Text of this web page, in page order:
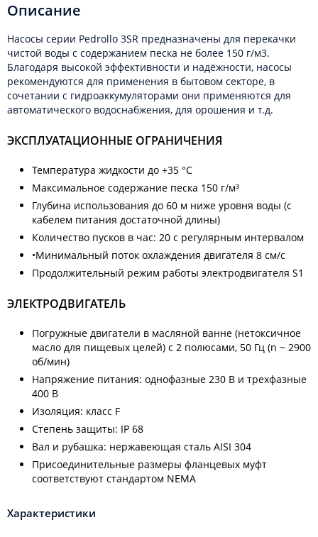
Описание
Насосы серии Pedrollo 3SR предназначены для перекачки
чистой воды с содержанием песка не более 150 г/м3.
Благодаря высокой эффективности и надёжности, насосы
рекомендуются для применения в бытовом секторе, в
сочетании с гидроаккумуляторами они применяются для
автоматического водоснабжения, для орошения и т.д.
ЭКСПЛУАТАЦИОННЫЕ ОГРАНИЧЕНИЯ
Температура жидкости до +35 °C
Максимальное содержание песка 150 г/м³
Глубина использования до 60 м ниже уровня воды (с
кабелем питания достаточной длины)
Количество пусков в час: 20 с регулярным интервалом
•Минимальный поток охлаждения двигателя 8 см/с
Продолжительный режим работы электродвигателя S1
ЭЛЕКТРОДВИГАТЕЛЬ
Погружные двигатели в масляной ванне (нетоксичное
масло для пищевых целей) с 2 полюсами, 50 Гц (n ~ 2900
об/мин)
Напряжение питания: однофазные 230 В и трехфазные
400 В
Изоляция: класс F
Степень защиты: IP 68
Вал и рубашка: нержавеющая сталь AISI 304
Присоединительные размеры фланцевых муфт
соответствуют стандартом NEMA
Характеристики